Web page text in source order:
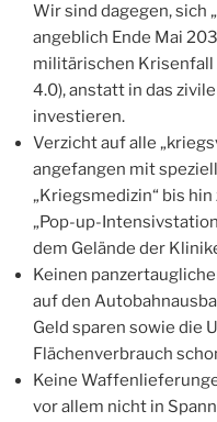
Wir sind dagegen, sich
angeblich Ende Mai
militärischen Krisenfall
4.0), anstatt in das
investieren.
Verzicht auf alle
angefangen mit
„Kriegsmedizin“ bis
„Pop-up-
dem Gelände der
Keinen
auf den
Geld sparen sowie die
Flächenverbrauch
Keine
vor allem nicht in